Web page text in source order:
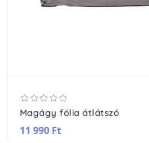
Magágy fólia átlátszó
11 990 Ft